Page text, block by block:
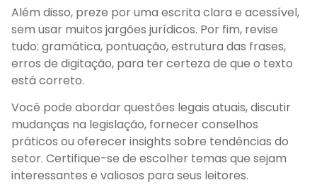
Além disso, preze por uma escrita clara e acessível,
sem usar muitos jargões jurídicos. Por fim, revise
tudo: gramática, pontuação, estrutura das frases,
erros de digitação, para ter certeza de que o texto
está correto.
Você pode abordar questões legais atuais, discutir
mudanças na legislação, fornecer conselhos
práticos ou oferecer insights sobre tendências do
setor. Certifique-se de escolher temas que sejam
interessantes e valiosos para seus leitores.